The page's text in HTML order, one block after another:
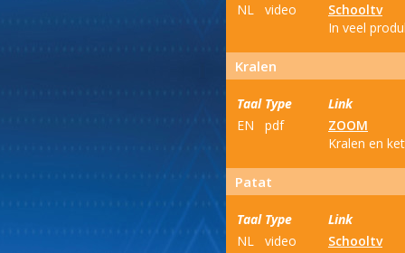
NL
video
Schooltv
In veel
Kralen
Taal Type
Link
EN
pdf
ZOOM
Kralen en
Patat
Taal Type
Link
NL
video
Schooltv